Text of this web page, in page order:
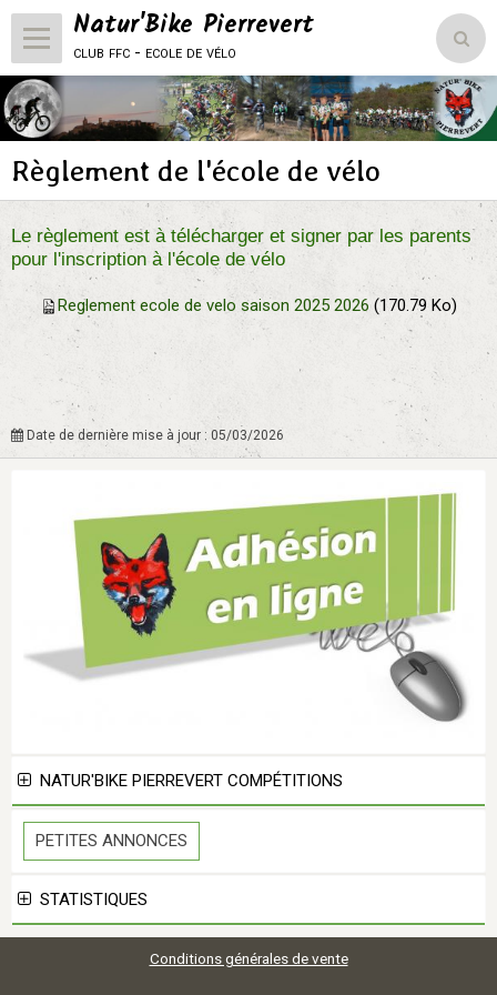
Natur'Bike Pierrevert
club ffc - ecole de vélo
Accueil
Le Club
L'école de vélo
Compétitions
Vie du club
Natur'Bike Pierrevert
Règlement de l'école de vélo
Le règlement est à télécharger et signer par les parents
pour l'inscription à l'école de vélo
Reglement ecole de velo saison 2025 2026 (170.79 Ko)
Date de dernière mise à jour : 05/03/2026
NATUR'BIKE PIERREVERT COMPÉTITIONS
PETITES ANNONCES
STATISTIQUES
Conditions générales de vente